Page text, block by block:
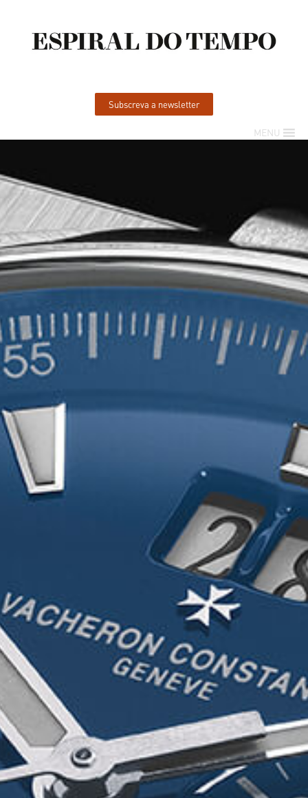
Subscreva a newsletter
MENU